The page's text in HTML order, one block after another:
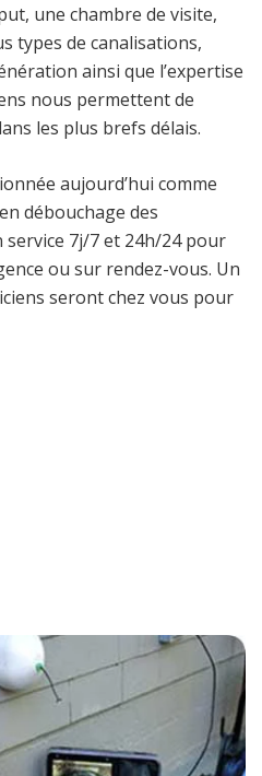
une chambre de visite,
types de canalisations,
ainsi que l’expertise
nous permettent de
les plus brefs délais.
aujourd’hui comme
débouchage des
7j/7 et 24h/24 pour
ou sur rendez-vous. Un
seront chez vous pour